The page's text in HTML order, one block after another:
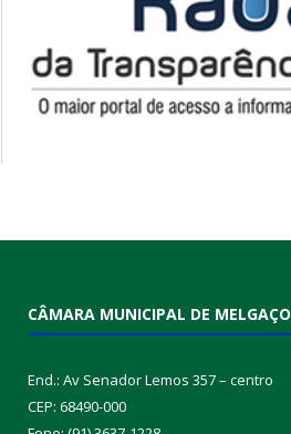
CÂMARA MUNICIPAL DE MELGAÇO
End.: Av Senador Lemos 357 – centro
CEP: 68490-000